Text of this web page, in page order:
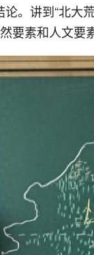
。讲到“北大
要素和人文要